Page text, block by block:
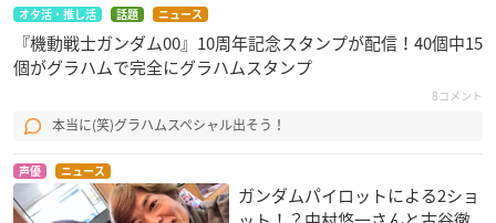
オタ活・推し活 話題 ニュース
『機動戦士ガンダム00』10周年記念スタンプが配信！40個中15
個がグラハムで完全にグラハムスタンプ
8コメント
本当に(笑)グラハムスペシャル出そう！
声優 ニュース
ガンダムパイロットによる2ショ